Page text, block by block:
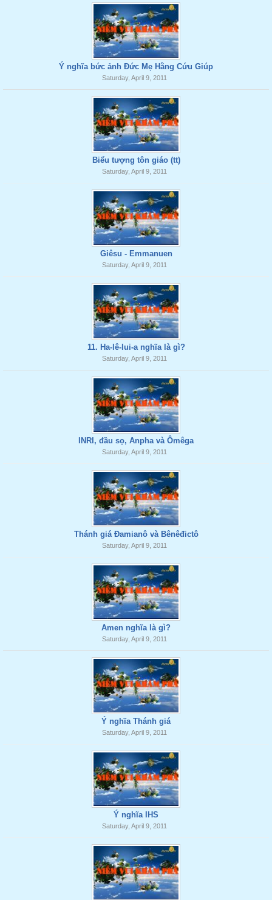
Ý nghĩa bức ảnh Đức Mẹ Hằng Cứu Giúp
Saturday, April 9, 2011
Biểu tượng tôn giáo (tt)
Saturday, April 9, 2011
Giêsu - Emmanuen
Saturday, April 9, 2011
11. Ha-lê-lui-a nghĩa là gì?
Saturday, April 9, 2011
INRI, đầu sọ, Anpha và Ômêga
Saturday, April 9, 2011
Thánh giá Đamianô và Bênêđictô
Saturday, April 9, 2011
Amen nghĩa là gì?
Saturday, April 9, 2011
Ý nghĩa Thánh giá
Saturday, April 9, 2011
Ý nghĩa IHS
Saturday, April 9, 2011